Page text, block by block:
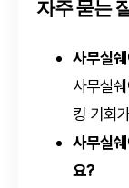
자주 묻는
사무실
사무실
킹 기회
사무실
요?